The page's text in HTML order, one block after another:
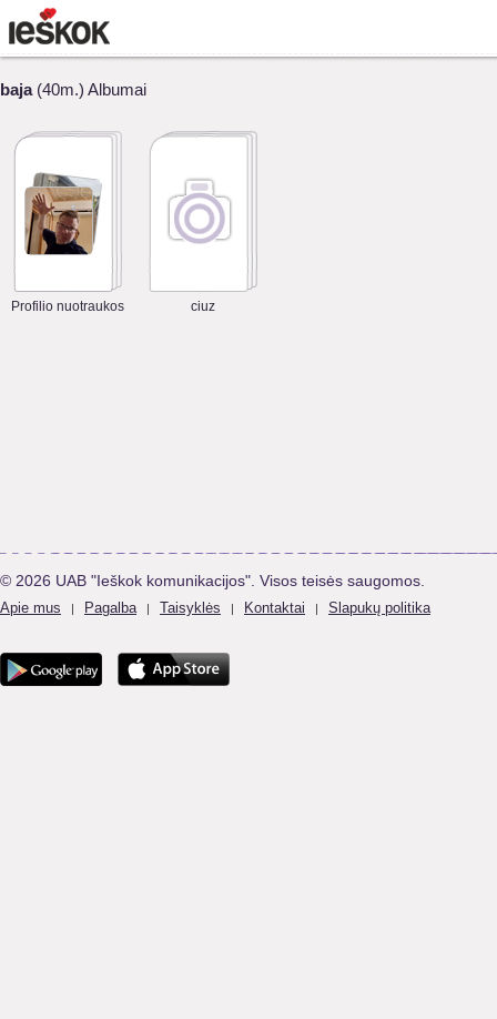
baja(40m.) Albumai
Profilio nuotraukos ciuz
© 2026 UAB "Ieškok komunikacijos". Visos teisės saugomos.
Apie mus | Pagalba | Taisyklės | Kontaktai | Slapukų politika